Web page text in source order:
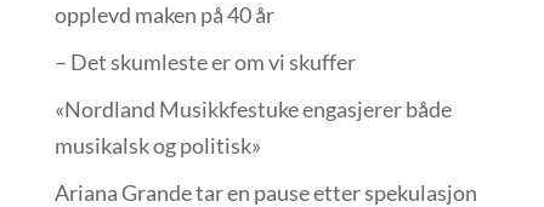
opplevd maken på 40 år
– Det skumleste er om vi skuffer
«Nordland Musikkfest­uke engasjerer både
musikalsk og politisk»
Ariana Grande tar en pause etter spekulasjon